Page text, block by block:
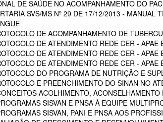
DE SAÚDE NO ACOMPANHAMENTO DO
SVS/MS Nº 29 DE 17/12/2013 - MANUAL
DE ACOMPANHAMENTO DE
DE ATENDIMENTO REDE CER - APAE
DE ATENDIMENTO REDE CER - APAE
DE ATENDIMENTO REDE CER - APAE
DO PROGRAMA DE NUTRIÇÃO E
E PREENCHIMENTO DO SINAN NO
ACOLHIMENTO,
SISVAN E PNSA À EQUIPE
SISVAN, PANI E PNSA AOS